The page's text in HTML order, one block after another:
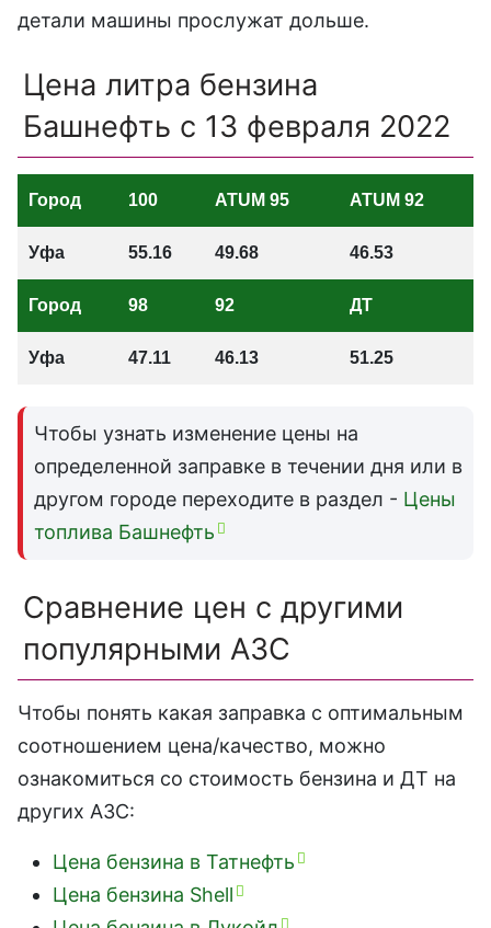
детали машины прослужат дольше.
Цена литра бензина
Башнефть c 13 февраля 2022
Город 100 ATUM 95 ATUM 92
Уфа 55.16 49.68 46.53
Город 98 92 ДТ
Уфа 47.11 46.13 51.25
Чтобы узнать изменение цены на
определенной заправке в течении дня или в
другом городе переходите в раздел - Цены
топлива Башнефть
Сравнение цен с другими
популярными АЗС
Чтобы понять какая заправка с оптимальным
соотношением цена/качество, можно
ознакомиться со стоимость бензина и ДТ на
других АЗС:
Цена бензина в Татнефть
Цена бензина Shell